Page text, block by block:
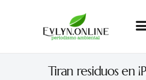
Tiran residuos en
Evlyn
Periodismo para